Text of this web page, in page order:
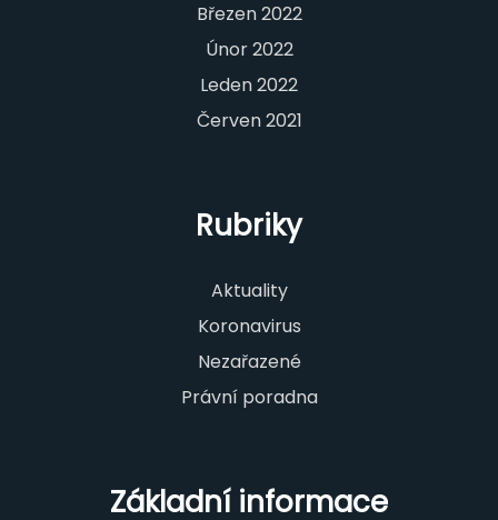
Březen 2022
Únor 2022
Leden 2022
Červen 2021
Rubriky
Aktuality
Koronavirus
Nezařazené
Právní poradna
Základní informace